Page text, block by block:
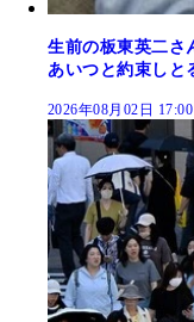
生前の板東英二さ
あいつと約束しと
2026年08月02日 17:00